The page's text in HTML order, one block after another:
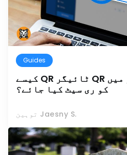
Guides
کیسے QR ٹائیگر QR کوڈ جنریٹر میں QR کوڈ
کو ری سیٹ کیا جائے؟
توہین Jaesny S.